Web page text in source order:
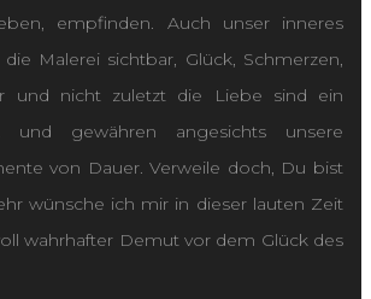
empfinden. Auch unser inneres
Malerei sichtbar, Glück, Schmerzen,
und nicht zuletzt die Liebe sind ein
und gewähren angesichts unsere
von Dauer. Verweile doch, Du bist
wünsche ich mir in dieser lauten Zeit
wahrhafter Demut vor dem Glück des